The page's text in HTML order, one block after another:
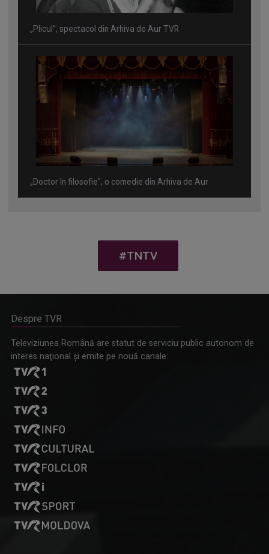
„Plicul”, spectacol din Arhiva de Aur TVR
„Doctor în filosofie", o comedie din Arhiva de Aur
prin piesa „Ultima oră”, o montare de colecție, din 1979
#TNTV
Despre TVR
Televiziunea Română are statut de serviciu public autonom de
interes naţional şi emite pe nouă canale: